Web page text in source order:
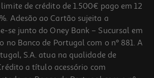
de crédito de 1.500€ pago em 12
Adesão ao Cartão sujeita a
se junto do Oney Bank – Sucursal em
no Banco de Portugal com o nº 881. A
S.A. atua na qualidade de
a título acessório com